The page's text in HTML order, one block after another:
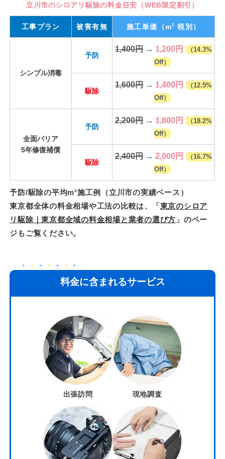
立川市のシロアリ駆除の料金目安（WEB限定割引）
工事プラン 被害有無 施工単価 （m2 税別）
シンプル消毒
予防
1,400円→ 1,200円
（14.3%
Off）
駆除
1,600円→ 1,400円
（12.5%
Off）
全面バリア
5年修復補償
予防
2,200円→ 1,800円
（18.2%
Off）
駆除
2,400円→2,000円
（16.7%
Off）
予防/駆除の平均m²施工例（立川市の実績ベース）
東京都全体の料金相場や工法の比較は、「東京のシロア
リ駆除｜東京都全域の料金相場と業者の選び方 」のペー
ジもご覧ください。
料金に含まれるサービス
出張訪問 現地調査